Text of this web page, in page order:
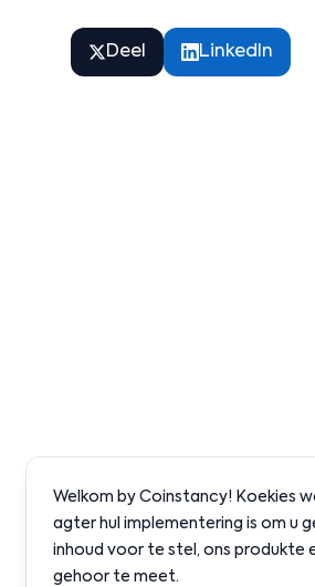
Deel LinkedIn
Welkom by Coinstancy! Koekies
agter hul implementering is om u
inhoud voor te stel, ons produkte
gehoor te meet.